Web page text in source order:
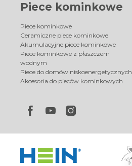
Piece kominkowe
Piece kominkowe
Ceramiczne piece kominkowe
Akumulacyjne piece kominkowe
Piece kominkowe z płaszczem
wodnym
Piece do domów niskoenergetycznych
Akcesoria do pieców kominkowych